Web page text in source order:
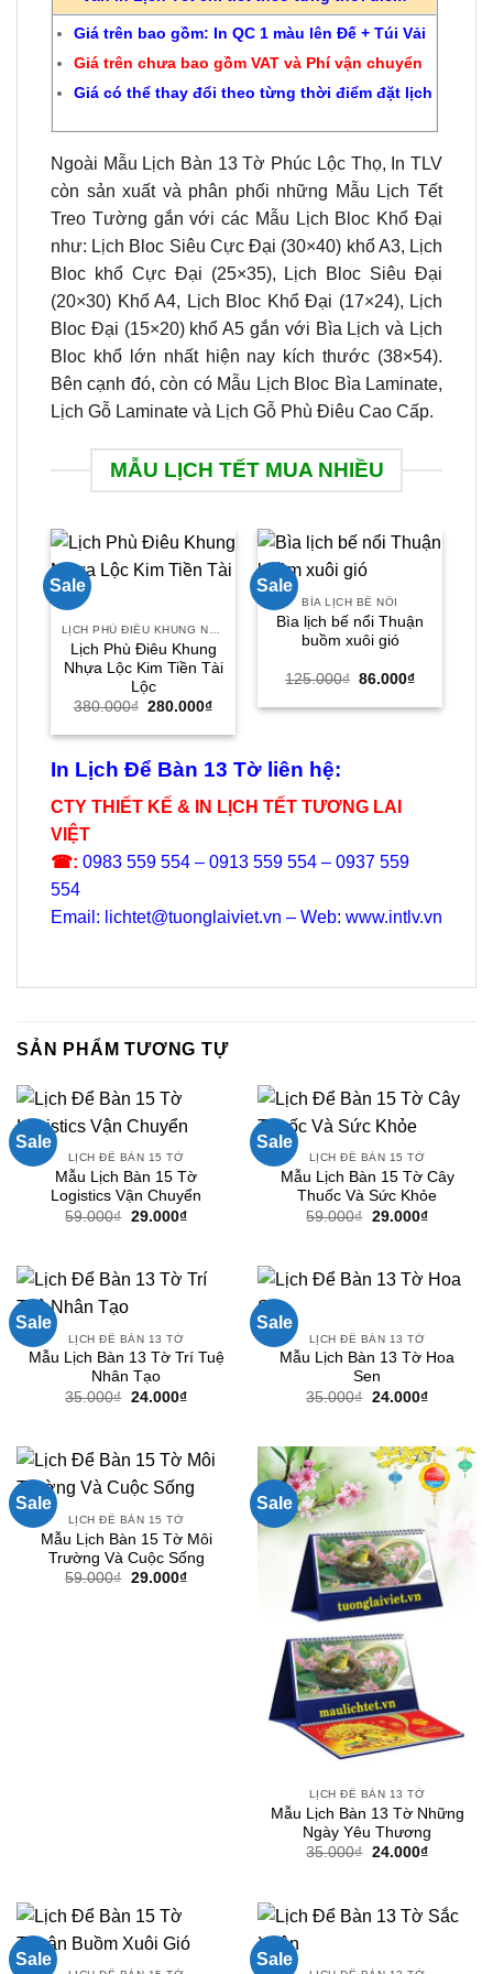
Giá trên bao gồm: In QC 1 màu lên Đế + Túi Vải
Giá trên chưa bao gồm VAT và Phí vận chuyển
Giá có thể thay đổi theo từng thời điểm đặt lịch
Ngoài Mẫu Lịch Bàn 13 Tờ Phúc Lộc Thọ, In TLV
còn sản xuất và phân phối những Mẫu Lịch Tết
Treo Tường gắn với các Mẫu Lịch Bloc Khổ Đại
như: Lịch Bloc Siêu Cực Đại (30×40) khổ A3, Lịch
Bloc khổ Cực Đại (25×35), Lịch Bloc Siêu Đại
(20×30) Khổ A4, Lịch Bloc Khổ Đại (17×24), Lịch
Bloc Đại (15×20) khổ A5 gắn với Bìa Lịch và Lịch
Bloc khổ lớn nhất hiện nay kích thước (38×54).
Bên cạnh đó, còn có Mẫu Lịch Bloc Bìa Laminate,
Lịch Gỗ Laminate và Lịch Gỗ Phù Điêu Cao Cấp.
MẪU LỊCH TẾT MUA NHIỀU
Sale
Lịch Phù Điêu Khung
Nhựa Lộc Kim Tiền Tài
Lộc
380.000₫ Giá
là:
280.000₫Giá
tại
280.000₫.
Sale
BÌA LỊCH BẾ NỔI
Bìa lịch bế nổi Thuận
buồm xuôi gió
125.000₫ Giá
là:
86.000₫Giá
tại
In Lịch Để Bàn 13 Tờ liên hệ:
CTY THIẾT KẾ & IN LỊCH TẾT TƯƠNG LAI
VIỆT
☎: 0983 559 554 – 0913 559 554 – 0937 559
554
Email: lichtet@tuonglaiviet.vn – Web: www.intlv.vn
SẢN PHẨM TƯƠNG TỰ
Sale
LỊCH ĐỂ BÀN 15 TỜ
Mẫu Lịch Bàn 15 Tờ
Logistics Vận Chuyển
59.000₫ Giá
29.000₫Giá
29.000₫.
Sale
LỊCH ĐỂ BÀN 15 TỜ
Mẫu Lịch Bàn 15 Tờ Cây
Thuốc Và Sức Khỏe
59.000₫ Giá
29.000₫Giá
29.000₫.
Sale
LỊCH ĐỂ BÀN 13 TỜ
Mẫu Lịch Bàn 13 Tờ Trí Tuệ
Nhân Tạo
35.000₫ Giá
24.000₫Giá
24.000₫.
Sale
LỊCH ĐỂ BÀN 13 TỜ
Mẫu Lịch Bàn 13 Tờ Hoa
Sen
35.000₫ Giá
24.000₫Giá
24.000₫.
Sale
LỊCH ĐỂ BÀN 15 TỜ
Mẫu Lịch Bàn 15 Tờ Môi
Trường Và Cuộc Sống
59.000₫ Giá
29.000₫Giá
Sale
LỊCH ĐỂ BÀN 13 TỜ
Mẫu Lịch Bàn 13 Tờ Những
Ngày Yêu Thương
35.000₫ Giá
24.000₫Giá
24.000₫.
Sale Sale